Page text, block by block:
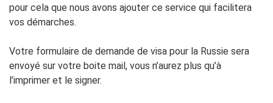
pour cela que nous avons ajouter ce service qui facilitera
vos démarches.
Votre formulaire de demande de visa pour la Russie sera
envoyé sur votre boite mail, vous n’aurez plus qu’à
l’imprimer et le signer.